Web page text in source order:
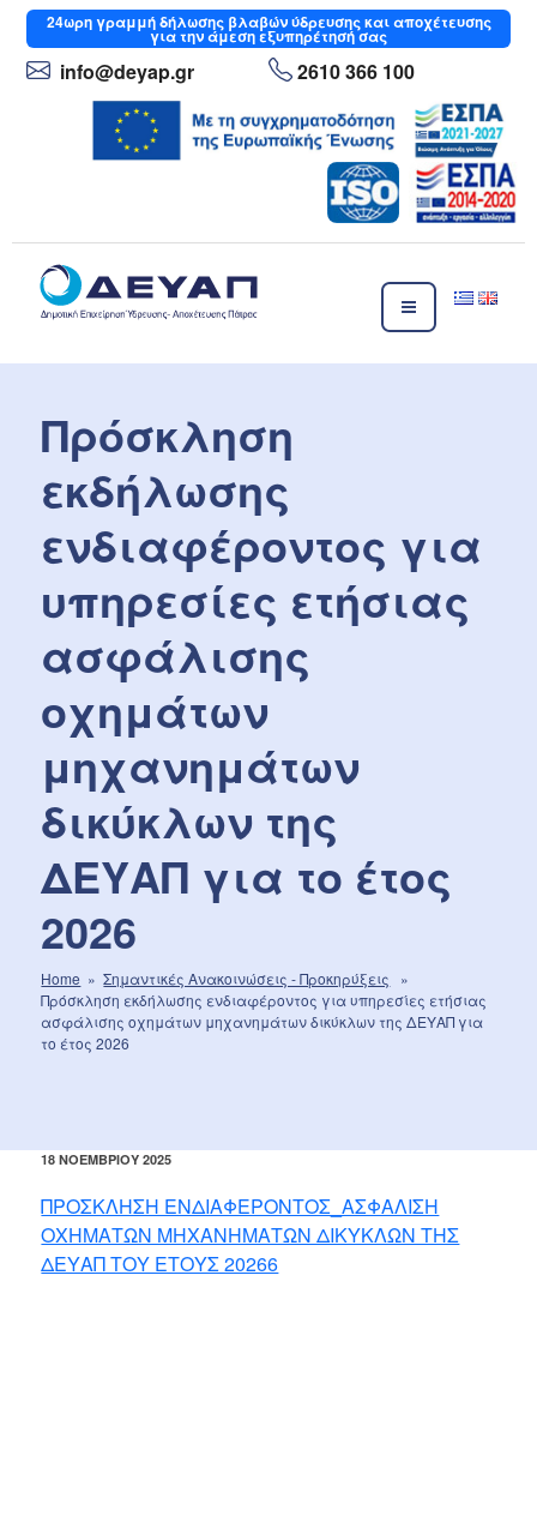
Μετάβαση
στο
περιεχόμενο
24ωρηγραμμή δήλωσης βλαβών ύδρευσης και αποχέτευσης
για την άμεση εξυπηρέτησή σας
info@deyap.gr 2610 366 100
Δημοτική Επιχείρηση Ύδρευσης- Αποχέτευσης Πάτρας
Πρόσκληση
εκδήλωσης
ενδιαφέροντος για
υπηρεσίες ετήσιας
ασφάλισης
οχημάτων
μηχανημάτων
δικύκλων της
ΔΕΥΑΠ για το έτος
2026
Home »Σημαντικές Aνακοινώσεις - Προκηρύξεις »
Πρόσκληση εκδήλωσης ενδιαφέροντος για υπηρεσίες ετήσιας
ασφάλισης οχημάτων μηχανημάτων δικύκλων της ΔΕΥΑΠ για
το έτος 2026
ΔΗΜΟΣΙΕΎΤΗΚΕ
18 ΝΟΕΜΒΡΊΟΥ 2025
ΠΡΟΣΚΛΗΣΗ ΕΝΔΙΑΦΕΡΟΝΤΟΣ_ΑΣΦΑΛΙΣΗ
ΟΧΗΜΑΤΩΝ ΜΗΧΑΝΗΜΑΤΩΝ ΔΙΚΥΚΛΩΝ ΤΗΣ
ΔΕΥΑΠ ΤΟΥ ΕΤΟΥΣ 20266